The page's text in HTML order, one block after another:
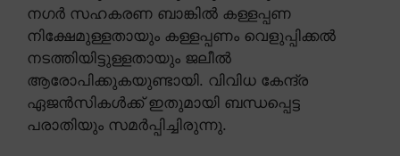
നഗർ സഹകരണ ബാങ്കിൽ കള്ളപ്പണ
നിക്ഷേമുള്ളതായും കള്ളപ്പണം വെളുപ്പിക്കൽ
നടത്തിയിട്ടുള്ളതായും ജലീൽ
ആരോപിക്കുകയുണ്ടായി. വിവിധ കേന്ദ്ര
ഏജൻസികൾക്ക് ഇതുമായി ബന്ധപ്പെട്ട
പരാതിയും സമർപ്പിച്ചിരുന്നു.